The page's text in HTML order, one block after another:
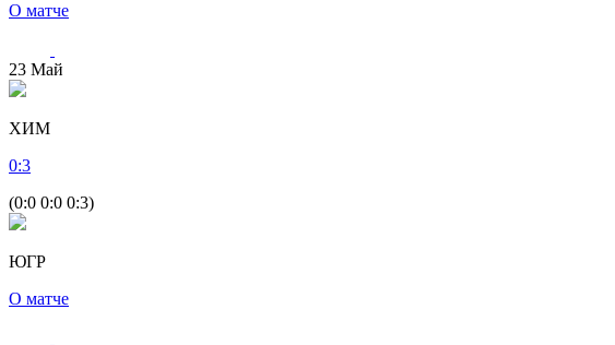
О матче
23 Май
ХИМ
0:3
(0:0 0:0 0:3)
ЮГР
О матче